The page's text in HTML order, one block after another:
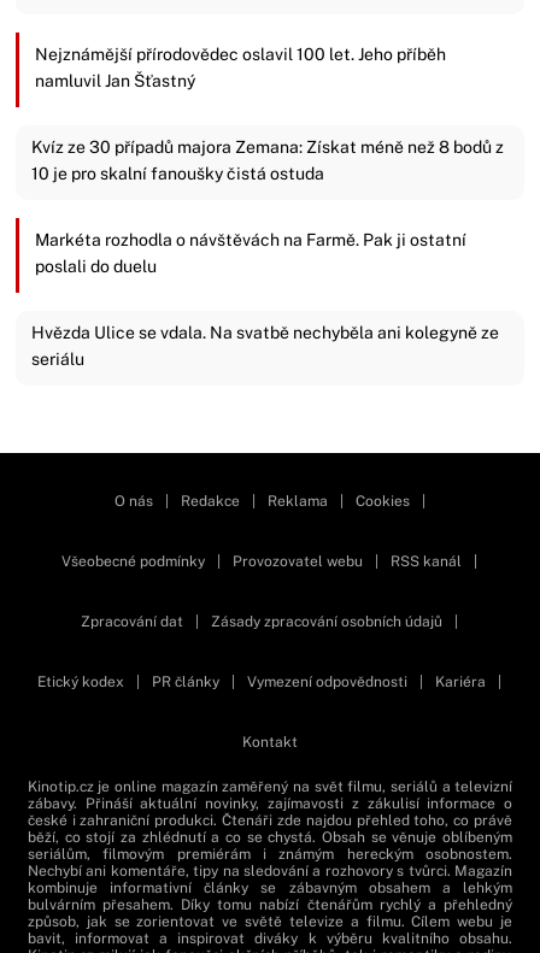
Nejznámější přírodovědec oslavil 100 let. Jeho příběh
namluvil Jan Šťastný
Kvíz ze 30 případů majora Zemana: Získat méně než 8 bodů z
10 je pro skalní fanoušky čistá ostuda
Markéta rozhodla o návštěvách na Farmě. Pak ji ostatní
poslali do duelu
Hvězda Ulice se vdala. Na svatbě nechyběla ani kolegyně ze
seriálu
O nás Redakce Reklama Cookies
Všeobecné podmínky Provozovatel webu RSS kanál
Zpracování dat Zásady zpracování osobních údajů
Etický kodex PR články Vymezení odpovědnosti Kariéra
Kontakt
Kinotip.cz je online magazín zaměřený na svět filmu, seriálů a televizní
zábavy. Přináší aktuální novinky, zajímavosti z zákulisí informace o
české i zahraniční produkci. Čtenáři zde najdou přehled toho, co právě
běží, co stojí za zhlédnutí a co se chystá. Obsah se věnuje oblíbeným
seriálům, filmovým premiérám i známým hereckým osobnostem.
Nechybí ani komentáře, tipy na sledování a rozhovory s tvůrci. Magazín
kombinuje informativní články se zábavným obsahem a lehkým
bulvárním přesahem. Díky tomu nabízí čtenářům rychlý a přehledný
způsob, jak se zorientovat ve světě televize a filmu. Cílem webu je
bavit, informovat a inspirovat diváky k výběru kvalitního obsahu.